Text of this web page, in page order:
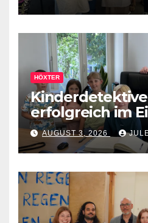
HÖXTER
erfolgreich im
AUGUST 3, 2026